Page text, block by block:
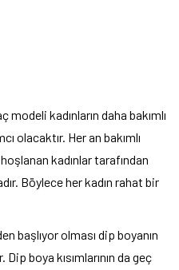
kadınların daha bakımlı
olacaktır. Her an bakımlı
kadınlar tarafından
Böylece her kadın rahat bir
başlıyor olması dip boyanın
boya kısımlarının da geç